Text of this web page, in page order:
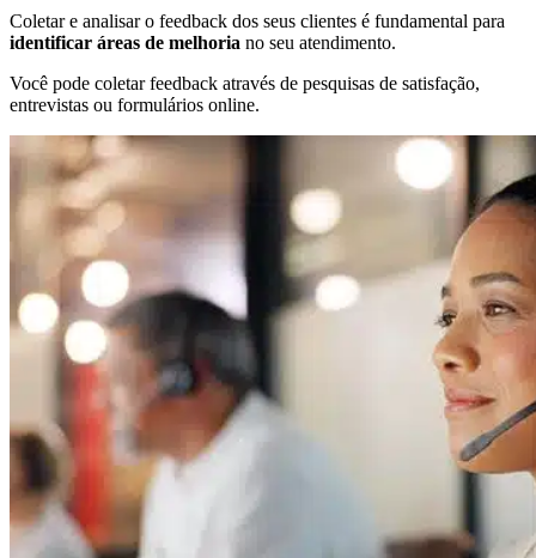
Coletar e analisar o feedback dos seus clientes é fundamental para
identificar áreas de melhoria no seu atendimento.
Você pode coletar feedback através de pesquisas de satisfação,
entrevistas ou formulários online.